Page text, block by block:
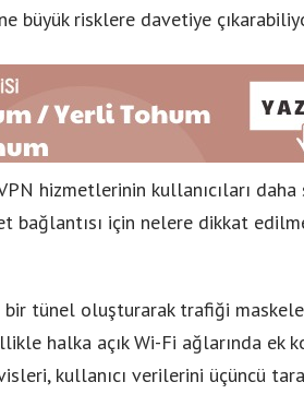
büyük risklere davetiye
hizmetlerinin kullanıcıları daha
bağlantısı için nelere dikkat
bir tünel oluşturarak trafiği
halka açık Wi-Fi ağlarında ek
kullanıcı verilerini üçüncü